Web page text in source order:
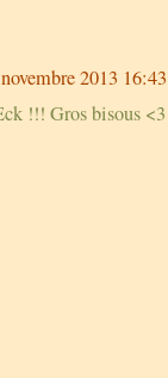
2013 16:43
!!! Gros bisous <3